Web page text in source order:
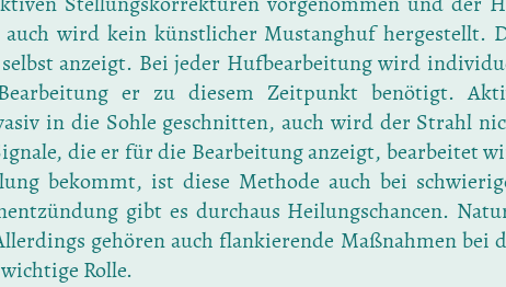
wird kein künstlicher Mustanghuf hergestellt.
anzeigt. Bei jeder Hufbearbeitung wird
er zu diesem Zeitpunkt benötigt.
in die Sohle geschnitten, auch wird der Strahl
die er für die Bearbeitung anzeigt, bearbeitet
bekommt, ist diese Methode auch bei
gibt es durchaus Heilungschancen.
gehören auch flankierende Maßnahmen bei
Rolle.